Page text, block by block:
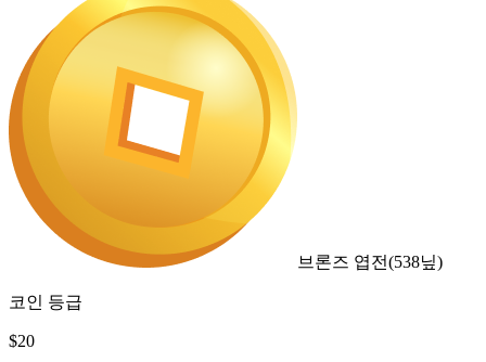
브론즈 엽전(538닢)
코인 등급
$20